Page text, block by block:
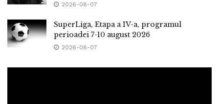
2026-08-07
SuperLiga, Etapa a IV-a, programul
perioadei 7-10 august 2026
2026-08-07